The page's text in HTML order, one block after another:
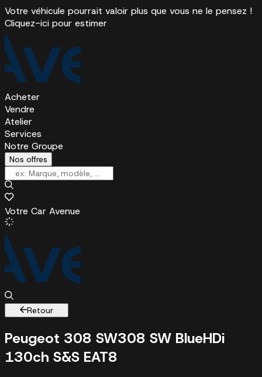
Votre véhicule pourrait valoir plus que vous ne le pensez !
Cliquez-ici pour estimer
Acheter
Vendre
Atelier
Services
Notre Groupe
Nos offres
Votre Car Avenue
Retour
Peugeot 308 SW308 SW BlueHDi
130ch S&S EAT8